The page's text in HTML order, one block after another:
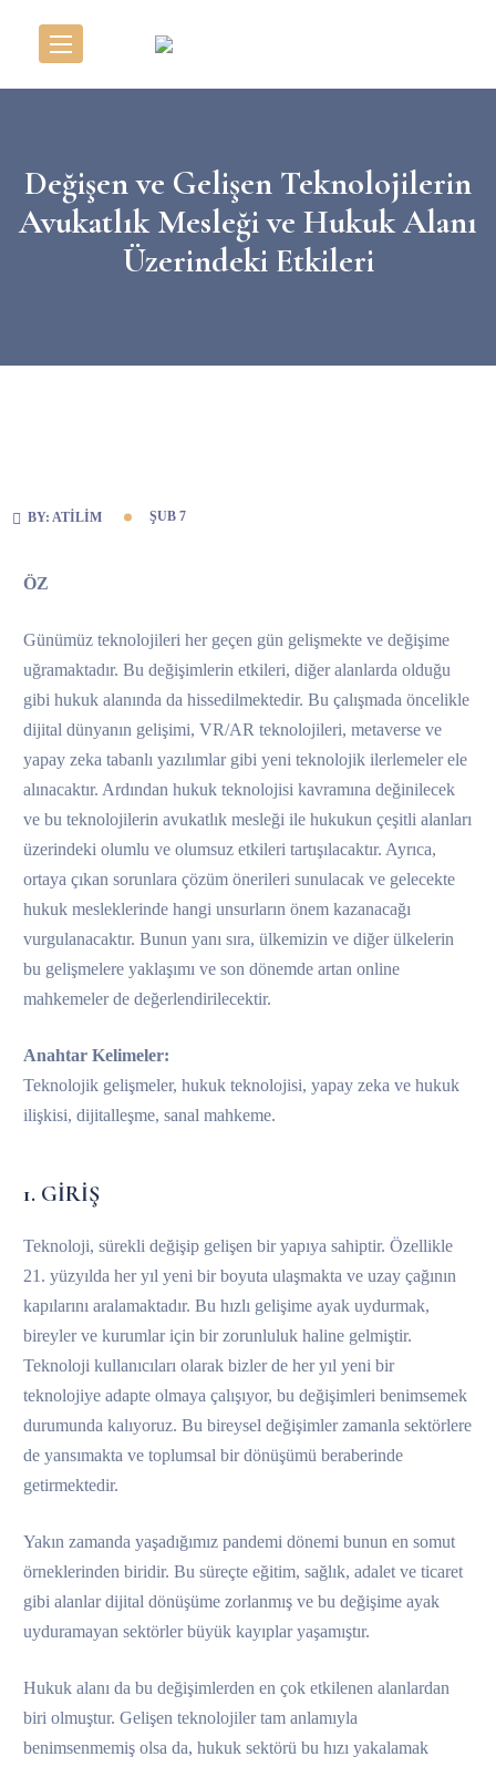
Değişen ve Gelişen Teknolojilerin
Avukatlık Mesleği ve Hukuk Alanı
Üzerindeki Etkileri
BY:ATILIM ŞUB 7
ÖZ
Günümüz teknolojileri her geçen gün gelişmekte ve değişime
uğramaktadır. Bu değişimlerin etkileri, diğer alanlarda olduğu
gibi hukuk alanında da hissedilmektedir. Bu çalışmada öncelikle
dijital dünyanın gelişimi, VR/AR teknolojileri, metaverse ve
yapay zeka tabanlı yazılımlar gibi yeni teknolojik ilerlemeler ele
alınacaktır. Ardından hukuk teknolojisi kavramına değinilecek
ve bu teknolojilerin avukatlık mesleği ile hukukun çeşitli alanları
üzerindeki olumlu ve olumsuz etkileri tartışılacaktır. Ayrıca,
ortaya çıkan sorunlara çözüm önerileri sunulacak ve gelecekte
hukuk mesleklerinde hangi unsurların önem kazanacağı
vurgulanacaktır. Bunun yanı sıra, ülkemizin ve diğer ülkelerin
bu gelişmelere yaklaşımı ve son dönemde artan online
mahkemeler de değerlendirilecektir.
Anahtar Kelimeler:
Teknolojik gelişmeler, hukuk teknolojisi, yapay zeka ve hukuk
ilişkisi, dijitalleşme, sanal mahkeme.
1. GİRİŞ
Teknoloji, sürekli değişip gelişen bir yapıya sahiptir. Özellikle
21. yüzyılda her yıl yeni bir boyuta ulaşmakta ve uzay çağının
kapılarını aralamaktadır. Bu hızlı gelişime ayak uydurmak,
bireyler ve kurumlar için bir zorunluluk haline gelmiştir.
Teknoloji kullanıcıları olarak bizler de her yıl yeni bir
teknolojiye adapte olmaya çalışıyor, bu değişimleri benimsemek
durumunda kalıyoruz. Bu bireysel değişimler zamanla sektörlere
de yansımakta ve toplumsal bir dönüşümü beraberinde
getirmektedir.
Yakın zamanda yaşadığımız pandemi dönemi bunun en somut
örneklerinden biridir. Bu süreçte eğitim, sağlık, adalet ve ticaret
gibi alanlar dijital dönüşüme zorlanmış ve bu değişime ayak
uyduramayan sektörler büyük kayıplar yaşamıştır.
Hukuk alanı da bu değişimlerden en çok etkilenen alanlardan
biri olmuştur. Gelişen teknolojiler tam anlamıyla
benimsenmemiş olsa da, hukuk sektörü bu hızı yakalamak